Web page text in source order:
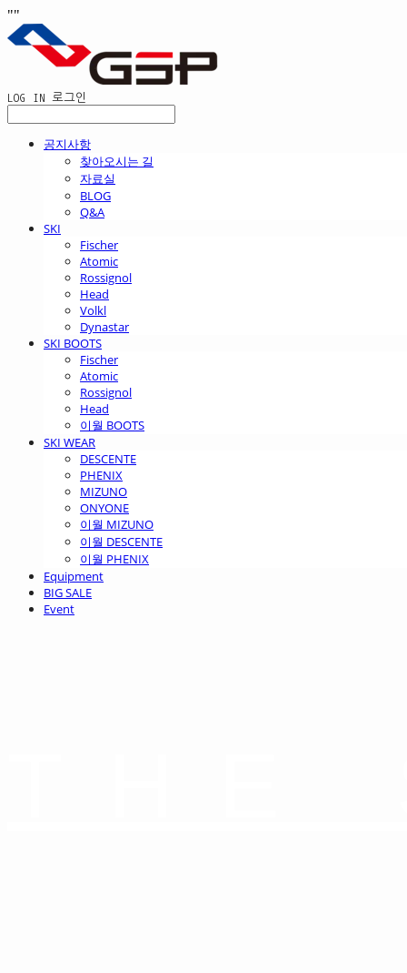
""
LOG IN 로그인
공지사항
찾아오시는 길
자료실
BLOG
Q&A
SKI
Fischer
Atomic
Rossignol
Head
Volkl
Dynastar
SKI BOOTS
Fischer
Atomic
Rossignol
Head
이월 BOOTS
SKI WEAR
DESCENTE
PHENIX
MIZUNO
ONYONE
이월 MIZUNO
이월 DESCENTE
이월 PHENIX
Equipment
BIG SALE
Event